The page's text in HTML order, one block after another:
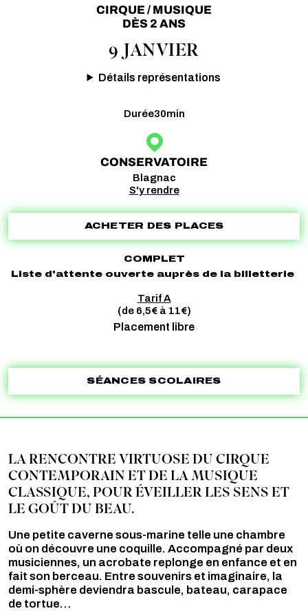
CIRQUE / MUSIQUE
DÈS 2 ANS
9 JANVIER
Détails représentations
Durée30min
CONSERVATOIRE
Blagnac
S'y rendre
ACHETER DES PLACES
COMPLET
Liste d'attente ouverte auprès de la billetterie
Tarif A
(de 6,5€ à 11€)
Placement libre
SÉANCES SCOLAIRES
LA RENCONTRE VIRTUOSE DU CIRQUE
CONTEMPORAIN ET DE LA MUSIQUE
CLASSIQUE, POUR ÉVEILLER LES SENS ET
LE GOÛT DU BEAU.
Une petite caverne sous-marine telle une chambre
où on découvre une coquille. Accompagné par deux
musiciennes, un acrobate replonge en enfance et en
fait son berceau. Entre souvenirs et imaginaire, la
demi-sphère deviendra bascule, bateau, carapace
de tortue…